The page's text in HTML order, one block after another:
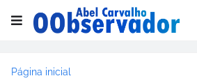
Página inicial